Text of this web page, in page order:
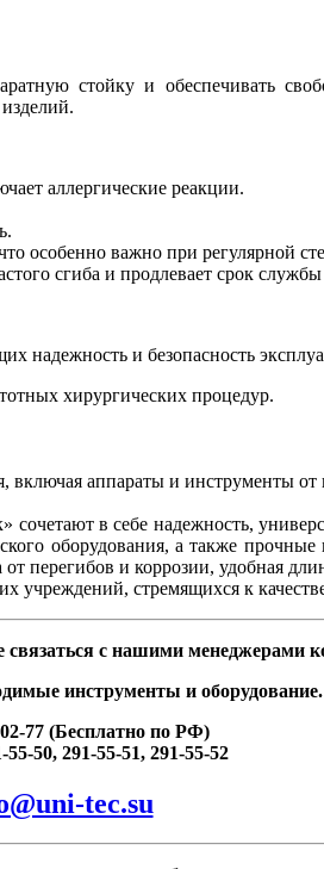
стойку и обеспечивать
аллергические реакции.
особенно важно при регулярной
сгиба и продлевает срок службы
и безопасность
хирургических процедур.
включая аппараты и инструменты
в себе надежность,
оборудования, а также
перегибов и коррозии, удобная
стремящихся к
с нашими менеджерами
инструменты и
77 (Бесплатно по РФ)
55-50, 291-55-51, 291-55-52
tec.su